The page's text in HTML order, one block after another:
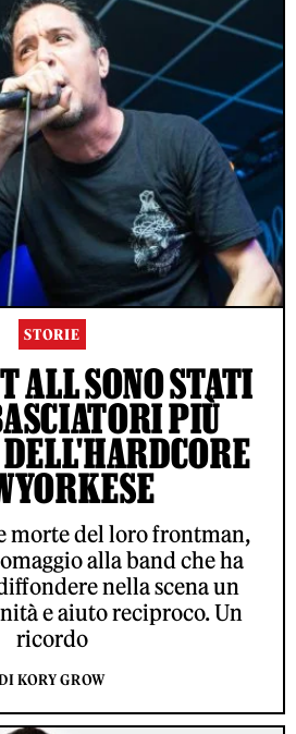
STORIE
ALL SONO STATI
PIÙ
morte del loro frontman,
alla band che ha
nella scena un
e aiuto reciproco. Un
ricordo
KORY GROW